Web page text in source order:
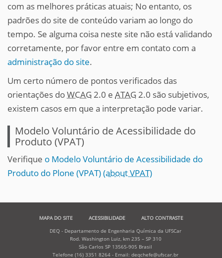
com as melhores práticas atuais; No entanto, os
padrões do site de conteúdo variam ao longo do
tempo. Se alguma coisa neste site não está validando
corretamente, por favor entre em contato com a
administração do site.
Um certo número de pontos verificados das
orientações doWCAG 2.0 e ATAG 2.0 são subjetivos,
existem casos em que a interpretação pode variar.
Modelo Voluntário de Acessibilidade do
Produto (VPAT)
Verifique o Modelo Voluntário de Acessibilidade do
Produto do Plone (VPAT)(about VPAT)
MAPA DO SITE ACESSIBILIDADE
ALTO CONTRASTE
DEQ - Departamento de Engenharia Química da UFSCar
Rod. Washington Luiz, km 235 – SP 310
São Carlos SP 13565-905 Brasil
Telefone (16) 3351 8264 - Email: deqchefe@ufscar.br